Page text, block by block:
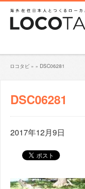
ロコタビ » » DSC06281
DSC06281
2017年12月9日